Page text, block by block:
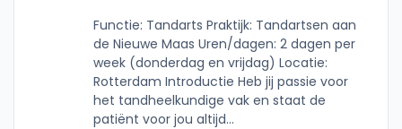
Functie: Tandarts Praktijk: Tandartsen aan
de Nieuwe Maas Uren/dagen: 2 dagen per
week (donderdag en vrijdag) Locatie:
Rotterdam Introductie Heb jij passie voor
het tandheelkundige vak en staat de
patiënt voor jou altijd...